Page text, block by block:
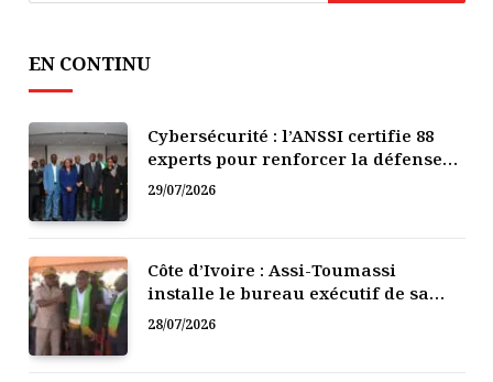
EN CONTINU
Cybersécurité : l’ANSSI certifie 88
experts pour renforcer la défense
numérique de la Côte d’Ivoire
29/07/2026
Côte d’Ivoire : Assi-Toumassi
installe le bureau exécutif de sa
mutuelle de développement
28/07/2026